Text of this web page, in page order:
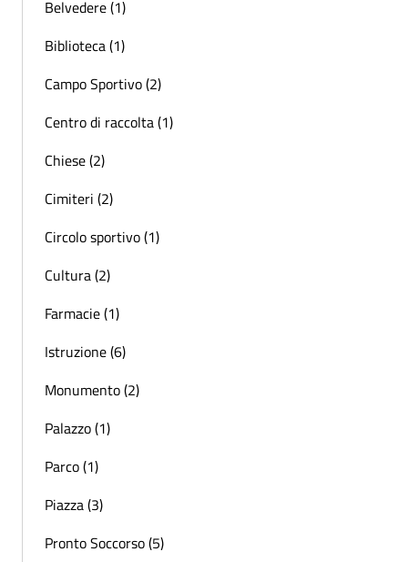
Belvedere (1)
Biblioteca (1)
Campo Sportivo (2)
Centro di raccolta (1)
Chiese (2)
Cimiteri (2)
Circolo sportivo (1)
Cultura (2)
Farmacie (1)
Istruzione (6)
Monumento (2)
Palazzo (1)
Parco (1)
Piazza (3)
Pronto Soccorso (5)